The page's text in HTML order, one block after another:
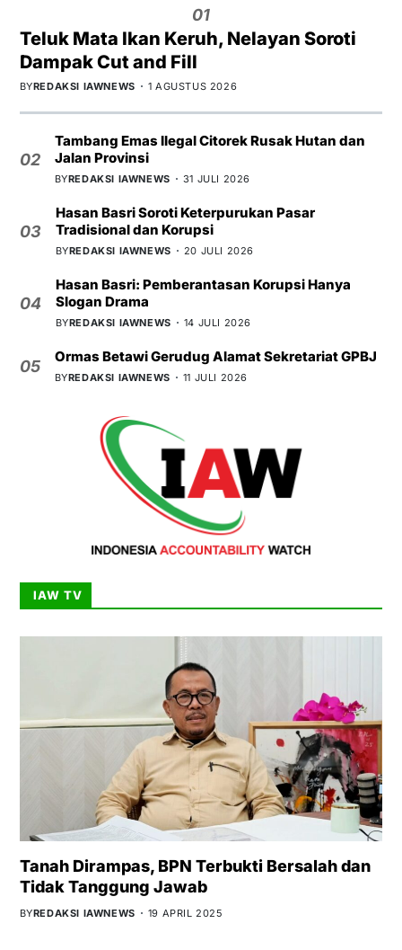
01
Teluk Mata Ikan Keruh, Nelayan Soroti
Dampak Cut and Fill
BYREDAKSI IAWNEWS 1 AGUSTUS 2026
02
Tambang Emas Ilegal Citorek Rusak Hutan dan
Jalan Provinsi
BYREDAKSI IAWNEWS 31 JULI 2026
03
Hasan Basri Soroti Keterpurukan Pasar
Tradisional dan Korupsi
BYREDAKSI IAWNEWS 20 JULI 2026
04
Hasan Basri: Pemberantasan Korupsi Hanya
Slogan Drama
BYREDAKSI IAWNEWS 14 JULI 2026
05
Ormas Betawi Gerudug Alamat Sekretariat GPBJ
BYREDAKSI IAWNEWS 11 JULI 2026
IAW TV
Tanah Dirampas, BPN Terbukti Bersalah dan
Tidak Tanggung Jawab
BYREDAKSI IAWNEWS 19 APRIL 2025